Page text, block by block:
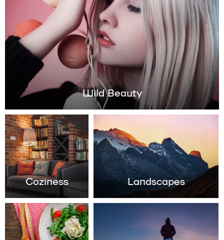
Wild Beauty
Coziness Landscapes